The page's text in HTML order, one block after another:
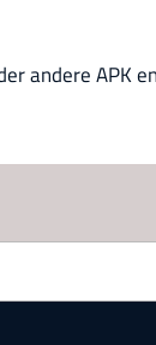
andere APK